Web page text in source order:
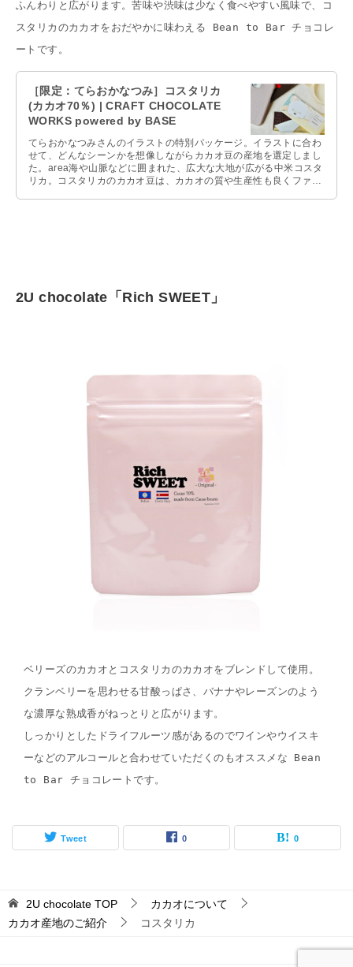
ふんわりと広がります。苦味や渋味は少なく食べやすい風味で、コ
スタリカのカカオをおだやかに味わえる Bean to Bar チョコレ
ートです。
［限定：てらおかなつみ］コスタリカ
(カカオ70％) | CRAFT CHOCOLATE
WORKS powered by BASE
てらおかなつみさんのイラストの特別パッケージ。イラストに合わ
せて、どんなシーンかを想像しながらカカオ豆の産地を選定しまし
た。area海や山脈などに囲まれた、広大な大地が広がる中米コスタ
リカ。コスタリカのカカオ豆は、カカオの質や生産性も良くファイ
2U chocolate「Rich SWEET」
ベリーズのカカオとコスタリカのカカオをブレンドして使用。
クランベリーを思わせる甘酸っぱさ、バナナやレーズンのよう
な濃厚な熟成香がねっとりと広がります。
しっかりとしたドライフルーツ感があるのでワインやウイスキ
ーなどのアルコールと合わせていただくのもオススメな Bean
to Bar チョコレートです。
Tweet 0 0
2U chocolate TOP
カカオについて
カカオ産地のご紹介
コスタリカ